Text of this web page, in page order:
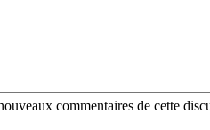
commentaires de cette